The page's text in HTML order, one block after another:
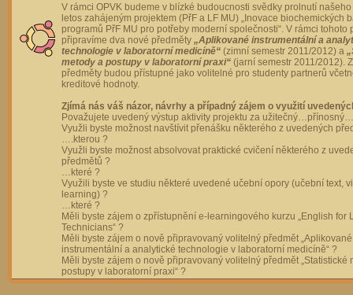
V rámci OPVK budeme v blízké budoucnosti svědky prolnutí
letos zahájeným projektem (PřF a LF MU) „Inovace biochemických
programů PřF MU pro potřeby moderní společnosti“. V rámci tohoto
připravíme dva nové předměty „Aplikované instrumentální a
technologie v laboratorní medicíně“ (zimní semestr 2011/2012) a
metody a postupy v laboratorní praxi“ (jarní semestr 2011/2012).
předměty budou přístupné jako volitelné pro studenty partnerů
kreditové hodnoty.
Zjímá nás váš názor, návrhy a případný zájem o využití
Považujete uvedený výstup aktivity projektu za
Využli byste možnost navštívit přenášku některého z uvedených
….kterou ?
Využli byste možnost absolvovat praktické cvičení některého z
předmětů ?
…které ?
Využili byste ve studiu některé uvedené učební opory (učební text,
learning) ?
…které ?
Měli byste zájem o zpřístupnění e-learningového kurzu „English for
Technicians“ ?
Měli byste zájem o nově připravovaný volitelný předmět „Aplikované
instrumentální a analytické technologie v laboratorní medicíně“ ?
Měli byste zájem o nově připravovaný volitelný předmět „Statistické
postupy v laboratorní praxi“ ?